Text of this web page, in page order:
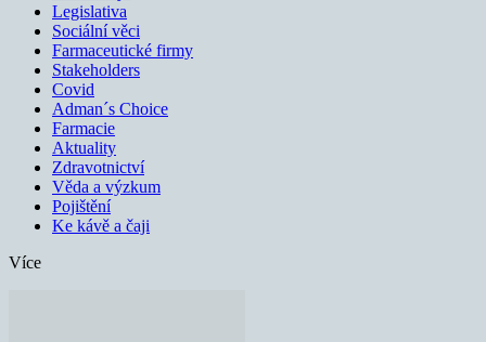
Legislativa
Sociální věci
Farmaceutické firmy
Stakeholders
Covid
Adman´s Choice
Farmacie
Aktuality
Zdravotnictví
Věda a výzkum
Pojištění
Ke kávě a čaji
Více